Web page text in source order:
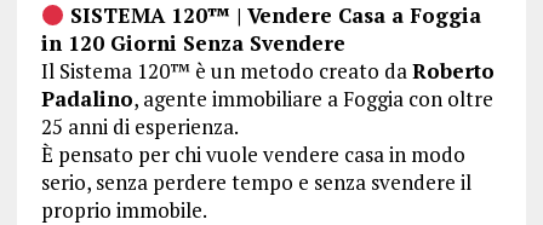
SISTEMA 120™ | Vendere Casa a Foggia
in 120 Giorni Senza Svendere
Il Sistema 120™ è un metodo creato daRoberto
Padalino, agente immobiliare a Foggia con oltre
25 anni di esperienza.
È pensato per chi vuole vendere casa in modo
serio, senza perdere tempo e senza svendere il
proprio immobile.